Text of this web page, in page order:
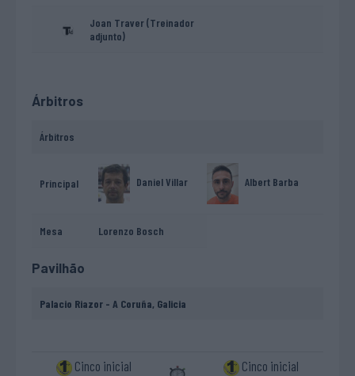
Joan Traver (Treinador
adjunto)
Árbitros
Árbitros
Principal Daniel Villar Albert Barba
Mesa Lorenzo Bosch
Pavilhão
Palacio Riazor - A Coruña, Galicia
Cinco inicial
Cinco inicial